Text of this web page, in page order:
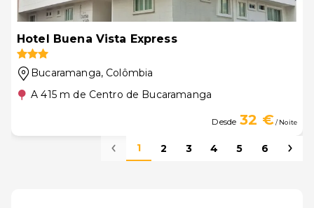
Hotel Buena Vista Express
Bucaramanga, Colômbia
A 415 m de Centro de Bucaramanga
Desde 32 €/ Noite
1 2 3 4 5 6